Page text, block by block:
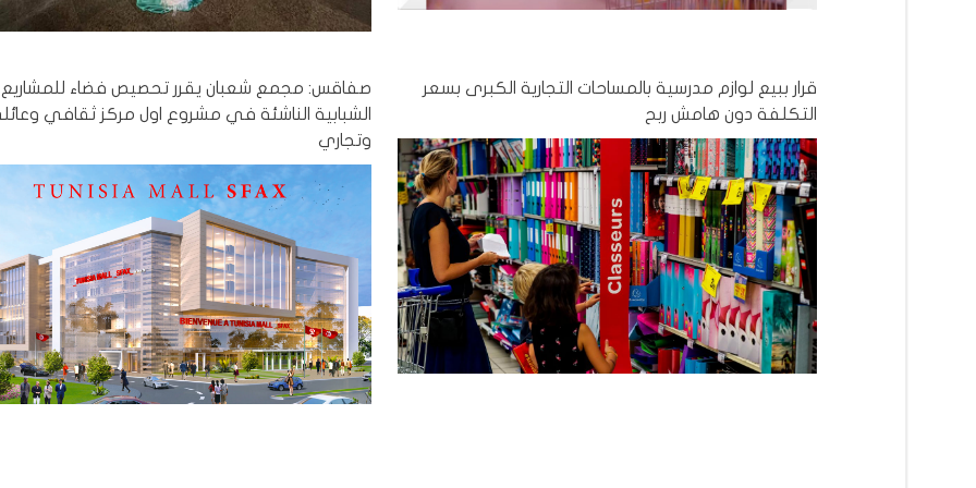
قرار ببيع لوازم مدرسية بالمساحات التجارية الكبرى بسعر
التكلفة دون هامش ربح
صفاقس: مجمع شعبان يقرر تحصيص فضاء للمشاريع
الشبابية الناشئة في مشروع اول مركز ثقافي
وتجاري